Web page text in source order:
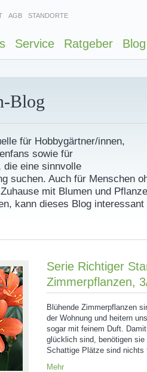
AGB STANDORTE
Service Ratgeber Blog
Blog
für Hobbygärtner/innen,
sowie für
die eine sinnvolle
suchen. Auch für Menschen
mit Blumen und
kann dieses Blog interessant
Serie Richtiger
Zimmerpflanzen,
Blühende Zimmerpflanzen
der Wohnung und heitern
sogar mit feinem Duft.
glücklich sind, benötigen
Schattige Plätze sind nichts
Mehr